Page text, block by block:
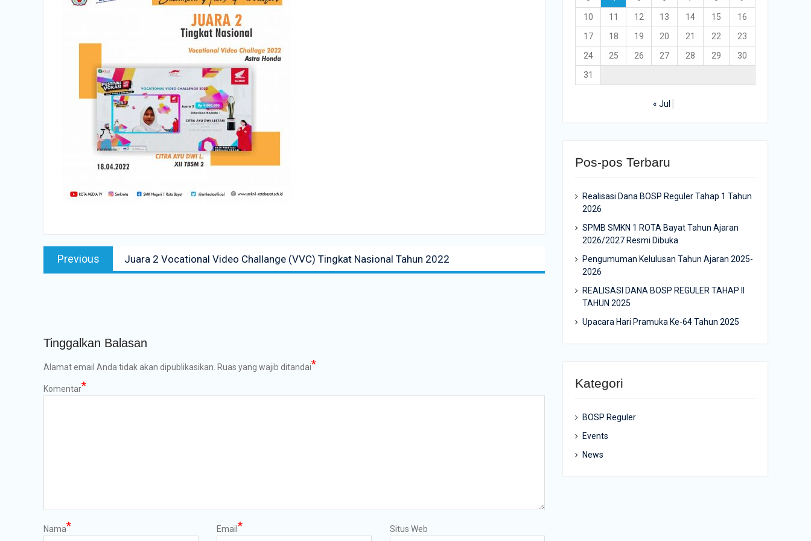
Navigasi
posPrevious
post:
Juara 2 Vocational Video Challange (VVC) Tingkat Nasional Tahun 2022
Tinggalkan Balasan
Alamat email Anda tidak akan dipublikasikan. Ruas yang wajib ditandai*
Komentar*
Nama* Email * Situs Web
10
11 12 13 14 15
16
17
18 19 20 21 22
23
24
25 26 27 28 29
30
31
« Jul
Pos-pos Terbaru
Realisasi Dana BOSP Reguler Tahap 1 Tahun
2026
SPMB SMKN 1 ROTA Bayat Tahun Ajaran
2026/2027 Resmi Dibuka
Pengumuman Kelulusan Tahun Ajaran 2025-
2026
REALISASI DANA BOSP REGULER TAHAP II
TAHUN 2025
Upacara Hari Pramuka Ke-64 Tahun 2025
Kategori
BOSP Reguler
Events
News